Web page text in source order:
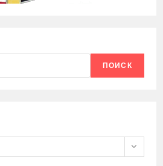
ПОИСК